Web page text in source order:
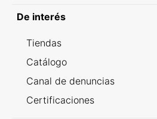
De interés
Tiendas
Catálogo
Canal de denuncias
Certificaciones